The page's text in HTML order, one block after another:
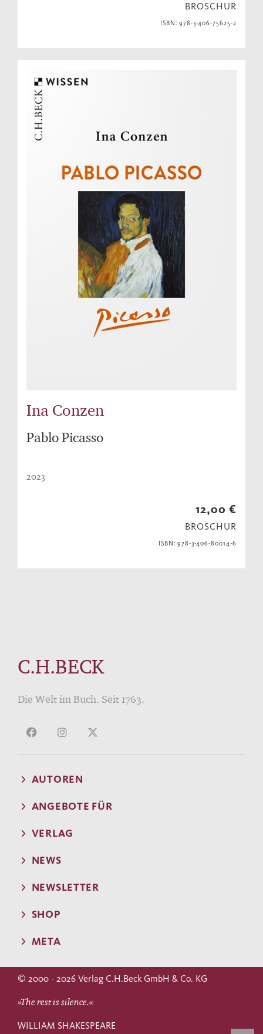
BROSCHUR
ISBN: 978-3-406-75625-2
Ina Conzen
Pablo Picasso
2023
12,00 €
BROSCHUR
ISBN: 978-3-406-80014-6
C.H.BECK
Die Welt im Buch. Seit 1763.
AUTOREN
ANGEBOTE FÜR
VERLAG
NEWS
NEWSLETTER
SHOP
META
© 2000 - 2026 Verlag C.H.Beck GmbH & Co. KG
»The rest is silence.«
WILLIAM SHAKESPEARE